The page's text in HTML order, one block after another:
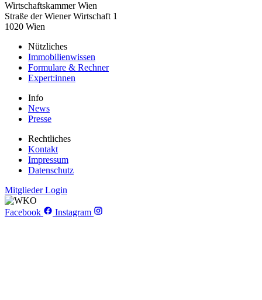
Wirtschaftskammer Wien
Straße der Wiener Wirtschaft 1
1020 Wien
Nützliches
Immobilienwissen
Formulare & Rechner
Expert:innen
Info
News
Presse
Rechtliches
Kontakt
Impressum
Datenschutz
Mitglieder Login
Facebook Instagram